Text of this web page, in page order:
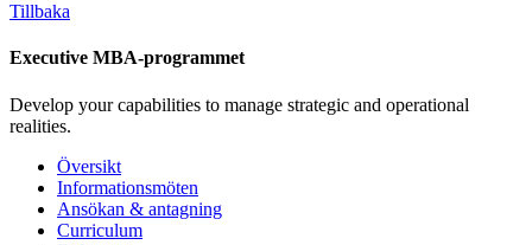
Tillbaka
Executive MBA-programmet
Develop your capabilities to manage strategic and operational
realities.
Översikt
Informationsmöten
Ansökan & antagning
Curriculum